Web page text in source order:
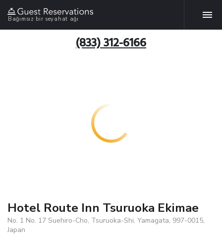
Bağımsız bir seyahat ağı
(833) 312-6166
Hotel Route Inn Tsuruoka Ekimae
No. 1 No. 17 Suehiro-Cho, Tsuruoka-Shi, Yamagata, 997-0015,
Japan